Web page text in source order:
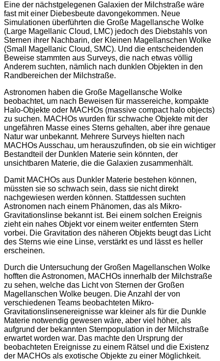
Eine der nächstgelegenen Galaxien der Milchstraße wäre
fast mit einer Diebesbeute davongekommen. Neue
Simulationen überführten die Große Magellansche Wolke
(Large Magellanic Cloud, LMC) jedoch des Diebstahls von
Sternen ihrer Nachbarin, der Kleinen Magellanschen Wolke
(Small Magellanic Cloud, SMC). Und die entscheidenden
Beweise stammten aus Surveys, die nach etwas völlig
Anderem suchten, nämlich nach dunklen Objekten in den
Randbereichen der Milchstraße.
Astronomen haben die Große Magellansche Wolke
beobachtet, um nach Beweisen für massereiche, kompakte
Halo-Objekte oder MACHOs (massive compact halo objects)
zu suchen. MACHOs wurden für schwache Objekte mit der
ungefähren Masse eines Sterns gehalten, aber ihre genaue
Natur war unbekannt. Mehrere Surveys hielten nach
MACHOs Ausschau, um herauszufinden, ob sie ein wichtiger
Bestandteil der Dunklen Materie sein könnten, der
unsichtbaren Materie, die die Galaxien zusammenhält.
Damit MACHOs aus Dunkler Materie bestehen können,
müssten sie so schwach sein, dass sie nicht direkt
nachgewiesen werden können. Stattdessen suchten
Astronomen nach einem Phänomen, das als Mikro-
Gravitationslinse bekannt ist. Bei einem solchen Ereignis
zieht ein nahes Objekt vor einem weiter entfernten Stern
vorbei. Die Gravitation des näheren Objekts beugt das Licht
des Sterns wie eine Linse, verstärkt es und lässt es heller
erscheinen.
Durch die Untersuchung der Großen Magellanschen Wolke
hofften die Astronomen, MACHOs innerhalb der Milchstraße
zu sehen, welche das Licht von Sternen der Großen
Magellanschen Wolke beugen. Die Anzahl der von
verschiedenen Teams beobachteten Mikro-
Gravitationslinsenereignisse war kleiner als für die Dunkle
Materie notwendig gewesen wäre, aber viel höher, als
aufgrund der bekannten Sternpopulation in der Milchstraße
erwartet worden war. Das machte den Ursprung der
beobachteten Ereignisse zu einem Rätsel und die Existenz
der MACHOs als exotische Objekte zu einer Möglichkeit.